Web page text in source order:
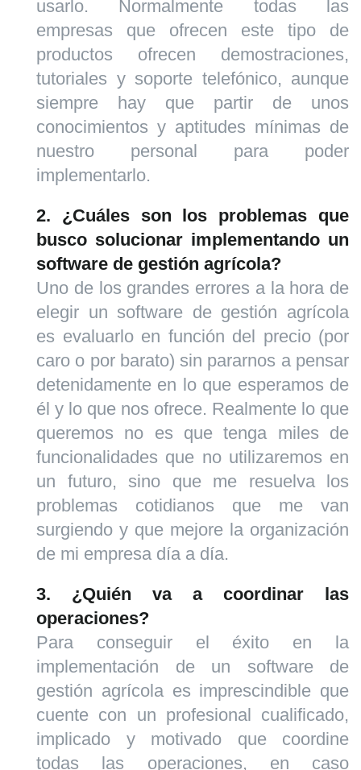
usarlo. Normalmente todas las
empresas que ofrecen este tipo de
productos ofrecen demostraciones,
tutoriales y soporte telefónico, aunque
siempre hay que partir de unos
conocimientos y aptitudes mínimas de
nuestro personal para poder
implementarlo.
2. ¿Cuáles son los problemas que
busco solucionar implementando un
software de gestión agrícola?
Uno de los grandes errores a la hora de
elegir un software de gestión agrícola
es evaluarlo en función del precio (por
caro o por barato) sin pararnos a pensar
detenidamente en lo que esperamos de
él y lo que nos ofrece. Realmente lo que
queremos no es que tenga miles de
funcionalidades que no utilizaremos en
un futuro, sino que me resuelva los
problemas cotidianos que me van
surgiendo y que mejore la organización
de mi empresa día a día.
3. ¿Quién va a coordinar las
operaciones?
Para conseguir el éxito en la
implementación de un software de
gestión agrícola es imprescindible que
cuente con un profesional cualificado,
implicado y motivado que coordine
todas las operaciones, en caso